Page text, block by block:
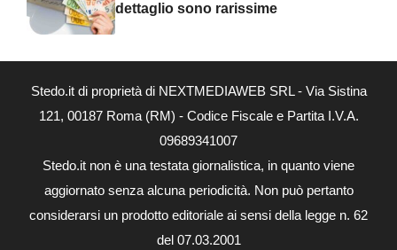
dettaglio sono rarissime
Stedo.it di proprietà di NEXTMEDIAWEB SRL - Via Sistina
121, 00187 Roma (RM) - Codice Fiscale e Partita I.V.A.
09689341007
Stedo.it non è una testata giornalistica, in quanto viene
aggiornato senza alcuna periodicità. Non può pertanto
considerarsi un prodotto editoriale ai sensi della legge n. 62
del 07.03.2001